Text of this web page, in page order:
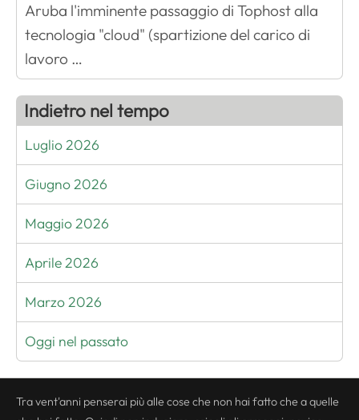
Aruba l'imminente passaggio di Tophost alla
tecnologia "cloud" (spartizione del carico di
lavoro …
Indietro nel tempo
Luglio 2026
Giugno 2026
Maggio 2026
Aprile 2026
Marzo 2026
Oggi nel passato
Tra vent'anni penserai più alle cose che non hai fatto che a quelle